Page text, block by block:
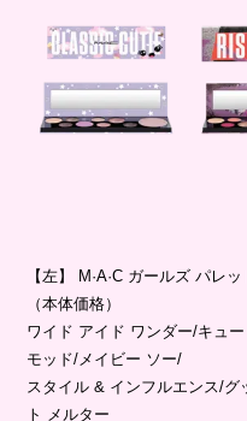
【左】 M·A·C ガールズ パレ
（本体価格）
ワイド アイド ワンダー/キュ
モッド/メイビー ソー/
スタイル & インフルエンス/
ト メルター